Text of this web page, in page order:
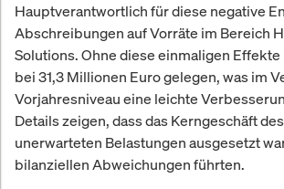
Hauptverantwortlich für diese negative
Abschreibungen auf Vorräte im Bereich
Solutions. Ohne diese einmaligen Effekte
bei 31,3 Millionen Euro gelegen, was im
Vorjahresniveau eine leichte
Details zeigen, dass das Kerngeschäft
unerwarteten Belastungen ausgesetzt
bilanziellen Abweichungen führten.